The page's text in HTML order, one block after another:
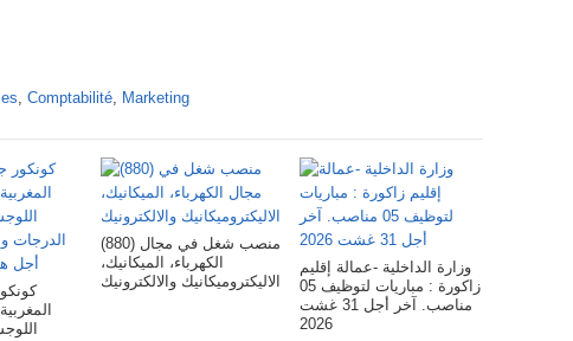
, Comptabilité, Marketing
(880) منصب شغل في مجال
الكهرباء، الميكانيك،
الاليكتروميكانيك والالكترونيك
وزارة الداخلية -عمالة إقليم
زاكورة : مباريات لتوظيف 05
مناصب. آخر أجل 31 غشت
2026